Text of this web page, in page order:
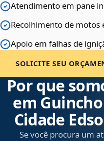
Atendimento em pane
Recolhimento de motos
Apoio em falhas de
SOLICITE SEU
Por que
em
Cidade
Se você procura um